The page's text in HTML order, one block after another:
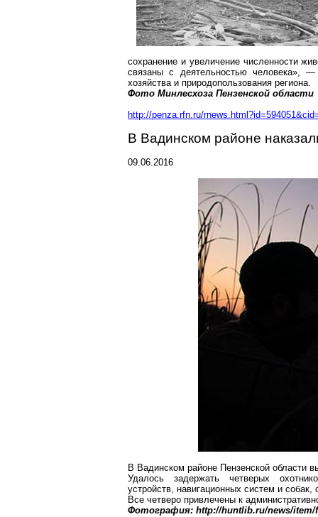
сохранение и увеличение численности
связаны с деятельностью человека»,
хозяйства и природопользования региона.
Фото Минлесхоза Пензенской области
http://penza.rfn.ru/
В Вадинском районе
09.06.2016
В Вадинском районе Пензенской области
Удалось задержать четверых
устройств, навигационных систем и
Все четверо привлечены к
Фотография: http://huntlib.ru/news/item/